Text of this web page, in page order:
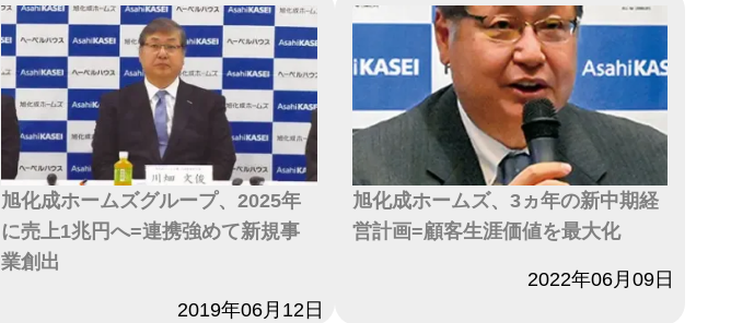
旭化成ホームズグループ、2025年
に売上1兆円へ=連携強めて新規事
業創出
2019年06月12日
旭化成ホームズ、3ヵ年の新中期経
営計画=顧客生涯価値を最大化
2022年06月09日